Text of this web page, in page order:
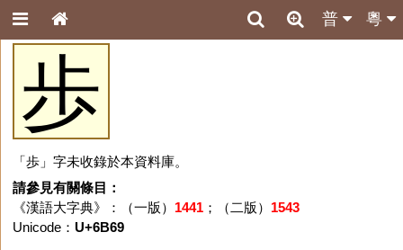
粵
普
歩
「歩」字未收錄於本資料庫。
請參見有關條目：
《漢語大字典》：（一版） 1441；（二版） 1543
Unicode： U+6B69